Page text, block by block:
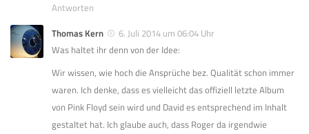
Antworten
Thomas Kern
6. Juli 2014 um 06:04 Uhr
Was haltet ihr denn von der Idee:
Wir wissen, wie hoch die Ansprüche bez. Qualität schon immer
waren. Ich denke, dass es vielleicht das offiziell letzte Album
von Pink Floyd sein wird und David es entsprechend im Inhalt
gestaltet hat. Ich glaube auch, dass Roger da irgendwie